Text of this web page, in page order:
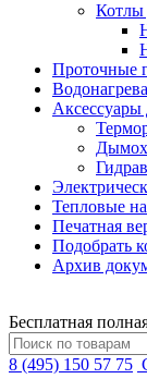
Котлы
Проточные
Аксессуары
Тепловые
Печатная
Подобрать
Архив
Бесплатная
8 (495) 150 57 75